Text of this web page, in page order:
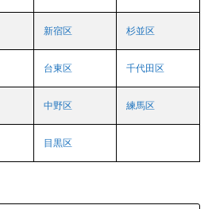
新宿区 杉並区
台東区 千代田区
中野区 練馬区
目黒区